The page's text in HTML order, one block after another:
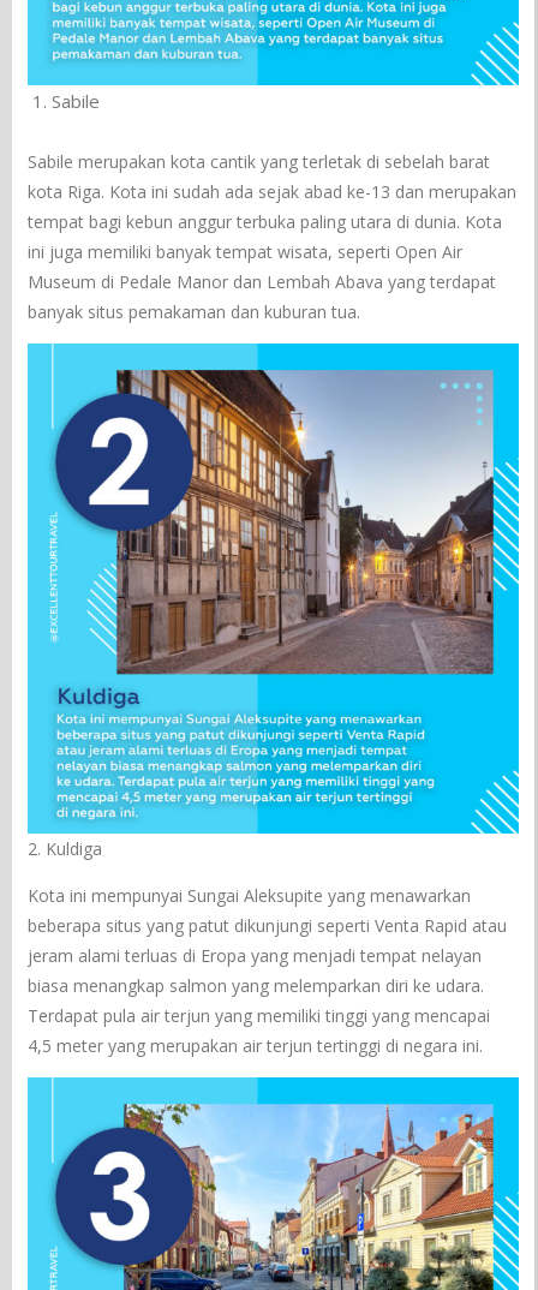
Sabile
Sabile merupakan kota cantik yang terletak di sebelah barat
kota Riga. Kota ini sudah ada sejak abad ke-13 dan merupakan
tempat bagi kebun anggur terbuka paling utara di dunia. Kota
ini juga memiliki banyak tempat wisata, seperti Open Air
Museum di Pedale Manor dan Lembah Abava yang terdapat
banyak situs pemakaman dan kuburan tua.
2. Kuldiga
Kota ini mempunyai Sungai Aleksupite yang menawarkan
beberapa situs yang patut dikunjungi seperti Venta Rapid atau
jeram alami terluas di Eropa yang menjadi tempat nelayan
biasa menangkap salmon yang melemparkan diri ke udara.
Terdapat pula air terjun yang memiliki tinggi yang mencapai
4,5 meter yang merupakan air terjun tertinggi di negara ini.